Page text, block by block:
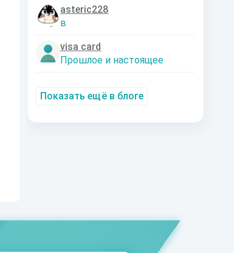
asteric228
в
visa card
Прошлое и настоящее
Показать ещё в блоге
Левадский Артем
Александрович
современном мире
nastyaaaacha